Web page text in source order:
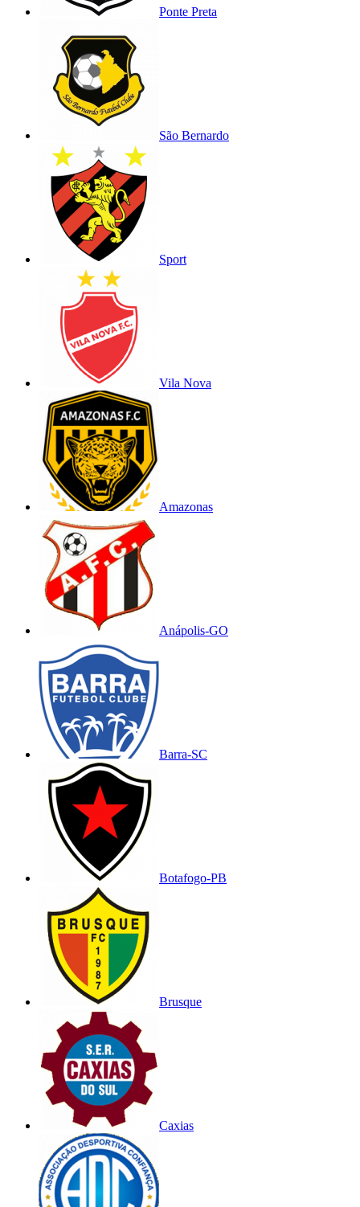
Ponte Preta
São Bernardo
Sport
Vila Nova
Amazonas
Anápolis-GO
Barra-SC
Botafogo-PB
Brusque
Caxias